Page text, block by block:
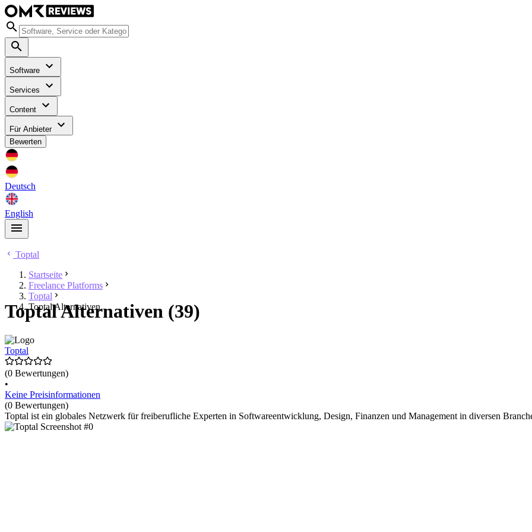
Software
Services
Content
Für Anbieter
Bewerten
Deutsch
English
Toptal
Startseite
Freelance Platforms
Toptal
Toptal Alternativen
Toptal Alternativen (39)
Toptal
(0 Bewertungen)
•
Keine Preisinformationen
(0 Bewertungen)
Toptal ist ein globales Netzwerk für freiberufliche Experten in Softwareentwicklung, Design, Finanzen und Management in diversen